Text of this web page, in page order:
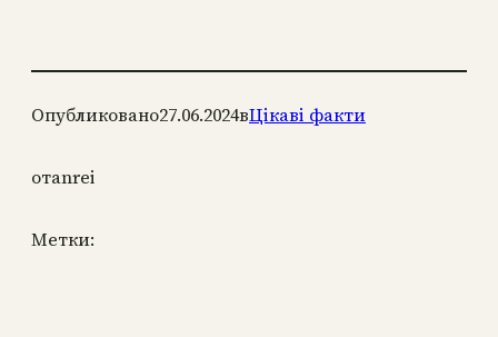
Опубликовано27.06.2024вЦікаві факти
отanrei
Метки: